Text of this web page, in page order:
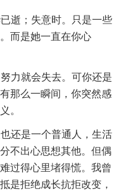
逝；失意时。只是一些
而是她一直在你心
力就会失去。可你还是
那么一瞬间，你突然感
。
还是一个普通人，生活
不出心思想其他。但偶
过得心里堵得慌。我曾
是拒绝成长抗拒改变，